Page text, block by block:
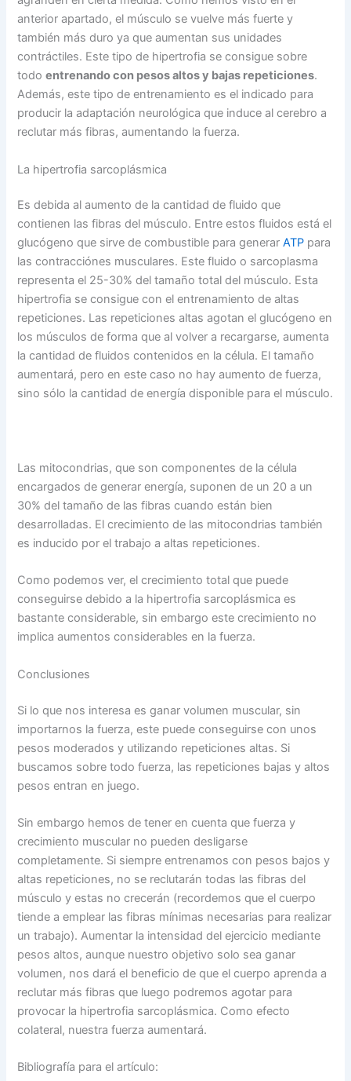
anterior apartado, el músculo se vuelve más fuerte y
también más duro ya que aumentan sus unidades
contráctiles. Este tipo de hipertrofia se consigue sobre
todoentrenando con pesos altos y bajas repeticiones.
Además, este tipo de entrenamiento es el indicado para
producir la adaptación neurológica que induce al cerebro a
reclutar más fibras, aumentando la fuerza.
La hipertrofia sarcoplásmica
Es debida al aumento de la cantidad de fluido que
contienen las fibras del músculo. Entre estos fluidos está el
glucógeno que sirve de combustible para generarATP para
las contracciónes musculares. Este fluido o sarcoplasma
representa el 25-30% del tamaño total del músculo. Esta
hipertrofia se consigue con el entrenamiento de altas
repeticiones. Las repeticiones altas agotan el glucógeno en
los músculos de forma que al volver a recargarse, aumenta
la cantidad de fluidos contenidos en la célula. El tamaño
aumentará, pero en este caso no hay aumento de fuerza,
sino sólo la cantidad de energía disponible para el músculo.
Las mitocondrias, que son componentes de la célula
encargados de generar energía, suponen de un 20 a un
30% del tamaño de las fibras cuando están bien
desarrolladas. El crecimiento de las mitocondrias también
es inducido por el trabajo a altas repeticiones.
Como podemos ver, el crecimiento total que puede
conseguirse debido a la hipertrofia sarcoplásmica es
bastante considerable, sin embargo este crecimiento no
implica aumentos considerables en la fuerza.
Conclusiones
Si lo que nos interesa es ganar volumen muscular, sin
importarnos la fuerza, este puede conseguirse con unos
pesos moderados y utilizando repeticiones altas. Si
buscamos sobre todo fuerza, las repeticiones bajas y altos
pesos entran en juego.
Sin embargo hemos de tener en cuenta que fuerza y
crecimiento muscular no pueden desligarse
completamente. Si siempre entrenamos con pesos bajos y
altas repeticiones, no se reclutarán todas las fibras del
músculo y estas no crecerán (recordemos que el cuerpo
tiende a emplear las fibras mínimas necesarias para realizar
un trabajo). Aumentar la intensidad del ejercicio mediante
pesos altos, aunque nuestro objetivo solo sea ganar
volumen, nos dará el beneficio de que el cuerpo aprenda a
reclutar más fibras que luego podremos agotar para
provocar la hipertrofia sarcoplásmica. Como efecto
colateral, nuestra fuerza aumentará.
Bibliografía para el artículo: